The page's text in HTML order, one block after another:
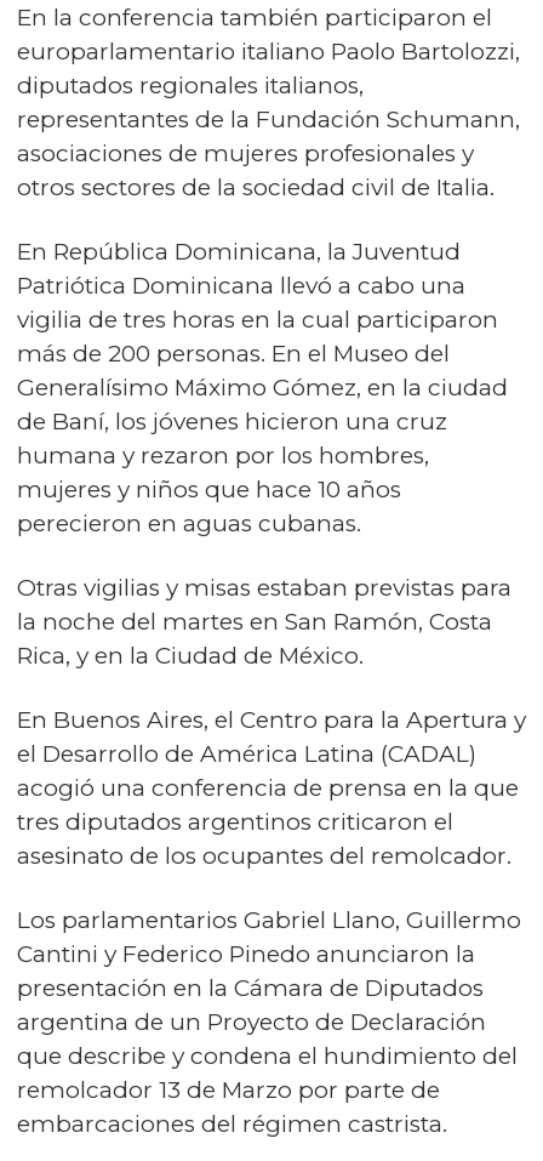
En la conferencia también participaron el
europarlamentario italiano Paolo Bartolozzi,
diputados regionales italianos,
representantes de la Fundación Schumann,
asociaciones de mujeres profesionales y
otros sectores de la sociedad civil de Italia.
En República Dominicana, la Juventud
Patriótica Dominicana llevó a cabo una
vigilia de tres horas en la cual participaron
más de 200 personas. En el Museo del
Generalísimo Máximo Gómez, en la ciudad
de Baní, los jóvenes hicieron una cruz
humana y rezaron por los hombres,
mujeres y niños que hace 10 años
perecieron en aguas cubanas.
Otras vigilias y misas estaban previstas para
la noche del martes en San Ramón, Costa
Rica, y en la Ciudad de México.
En Buenos Aires, el Centro para la Apertura y
el Desarrollo de América Latina (CADAL)
acogió una conferencia de prensa en la que
tres diputados argentinos criticaron el
asesinato de los ocupantes del remolcador.
Los parlamentarios Gabriel Llano, Guillermo
Cantini y Federico Pinedo anunciaron la
presentación en la Cámara de Diputados
argentina de un Proyecto de Declaración
que describe y condena el hundimiento del
remolcador 13 de Marzo por parte de
embarcaciones del régimen castrista.